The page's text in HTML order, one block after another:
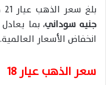
بلغ سعر الذهب عيار 21 في السودان اليوم الثلاثاء
جنيه سوداني، بما
انخفاض الأسعار العالمية.
سعر الذهب عيار 18